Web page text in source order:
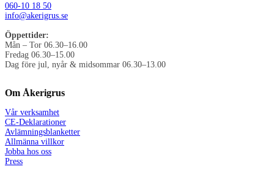
060-10 18 50
info@akerigrus.se
Öppettider:
Mån – Tor 06.30–16.00
Fredag 06.30–15.00
Dag före jul, nyår & midsommar 06.30–13.00
Om Åkerigrus
Vår verksamhet
CE-Deklarationer
Avlämningsblanketter
Allmänna villkor
Jobba hos oss
Press